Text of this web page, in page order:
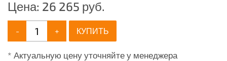
Цена: 26 265 руб.
- + КУПИТЬ
* Актуальную цену уточняйте у менеджера